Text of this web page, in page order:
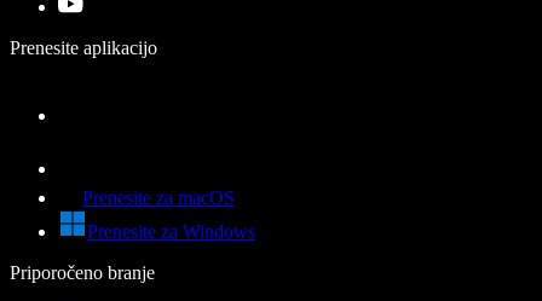
Prenesite aplikacijo
Prenesite za macOS
Prenesite za Windows
Priporočeno branje